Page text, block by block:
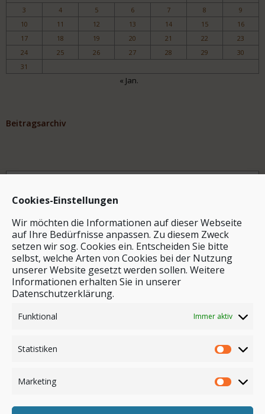
Cookies-Einstellungen
Wir möchten die Informationen auf dieser Webseite
auf Ihre Bedürfnisse anpassen. Zu diesem Zweck
setzen wir sog. Cookies ein. Entscheiden Sie bitte
selbst, welche Arten von Cookies bei der Nutzung
unserer Website gesetzt werden sollen. Weitere
Informationen erhalten Sie in unserer
Datenschutzerklärung.
Funktional Immer aktiv
Statistiken
Marketing
3
4 5 6 7 8
9
10
11 12 13 14 15
16
17
18 19 20 21 22
23
24
25 26 27 28 29
30
31
« Jan.
Beitragsarchiv
Archiv
Stichwortsuche